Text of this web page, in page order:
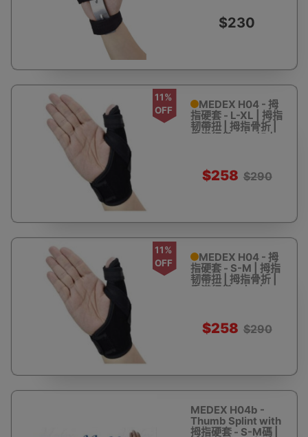
歡迎到我們香港
陳列室專櫃直接
$230
11%
OFF
MEDEX H04 - 拇
指硬套 - L-XL | 拇指
韧帶扭 | 拇指骨折 |
香港行貨 - 大-加大
$258 $290
11%
OFF
MEDEX H04 - 拇
指硬套 - S-M | 拇指
韧帶扭 | 拇指骨折 |
香港行貨 - 小-中
$258 $290
MEDEX H04b -
Thumb Splint with
拇指硬套 - S-M碼 |